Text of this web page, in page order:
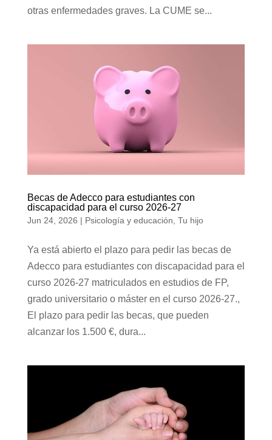
otras enfermedades graves. La CUME se...
Becas de Adecco para estudiantes con
discapacidad para el curso 2026-27
Jun 24, 2026 | Psicología y educación Tu hijo
Ya está abierto el plazo para pedir las becas de
Adecco para estudiantes con discapacidad para el
curso 2026-27 matriculados en estudios de FP,
grado universitario o máster en el curso 2026-27.,
El plazo para pedir las becas, que pueden
alcanzar los 1.500 €, dura...